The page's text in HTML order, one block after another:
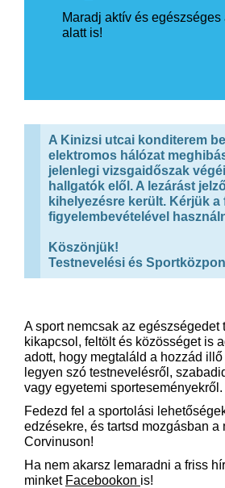
Maradj aktív és egészséges
alatt is!
A Kinizsi utcai konditerem
elektromos hálózat
jelenlegi vizsgaidőszak
hallgatók elől. A lezárást
kihelyezésre került. Kérjük a
figyelembevételével
Köszönjük!
Testnevelési és
A sport nemcsak az egészségedet
kikapcsol, feltölt és közösséget is
adott, hogy megtaláld a hozzád
legyen szó testnevelésről,
vagy egyetemi sporteseményekről.
Fedezd fel a sportolási
edzésekre, és tartsd mozgásban a
Corvinuson!
Ha nem akarsz lemaradni a friss
minket Facebookon is!